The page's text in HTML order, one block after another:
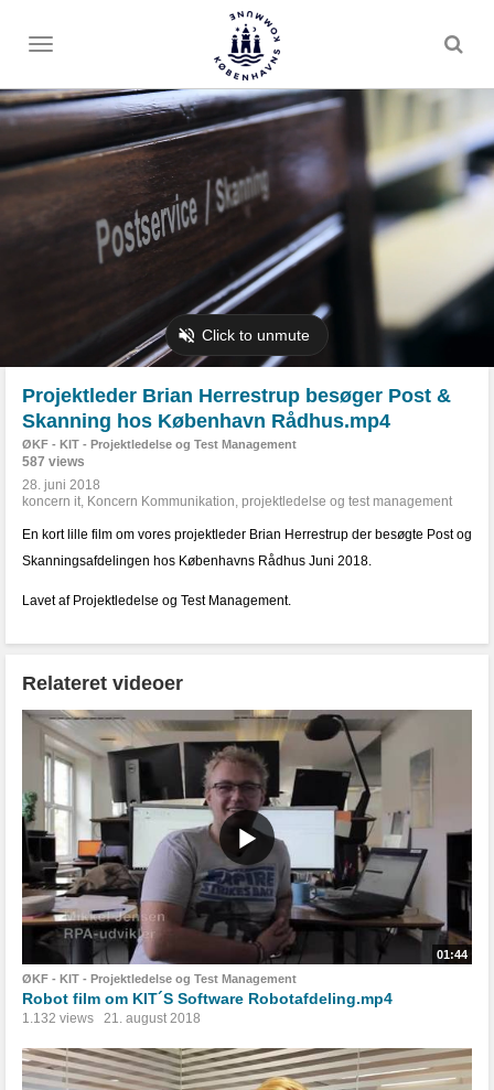
Toggle
Projektleder Brian Herrestrup besøger Post &
Skanning hos København Rådhus.mp4
ØKF - KIT - Projektledelse og Test Management
587 views
28. juni 2018
koncern it, Koncern Kommunikation, projektledelse og test management
En kort lille film om vores projektleder Brian Herrestrup der besøgte Post og
Skanningsafdelingen hos Københavns Rådhus Juni 2018.
Lavet af Projektledelse og Test Management.
Relateret videoer
01:44
ØKF - KIT - Projektledelse og Test Management
Robot film om KIT´S Software Robotafdeling.mp4
1.132 views 21. august 2018